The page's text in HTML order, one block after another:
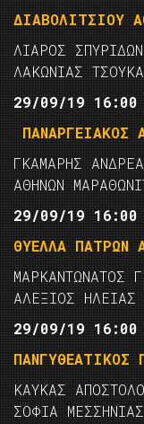
ΔΙΑΒΟΛΙΤΣΙΟΥ
ΛΙΑΡΟΣ
ΛΑΚΩΝΙΑΣ
29/09/19 16:00
ΠΑΝΑΡΓΕΙΑΚΟΣ
ΓΚΑΜΑΡΗΣ
ΑΘΗΝΩΝ
29/09/19
ΘΥΕΛΛΑ ΠΑΤΡΩΝ
ΜΑΡΚΑΝΤΩΝΑΤΟΣ
ΑΛΕΞΙΟΣ ΗΛΕΙΑΣ
29/09/19 16:00
ΠΑΝΓΥΘΕΑΤΙΚΟΣ
ΚΑΥΚΑΣ
ΣΟΦΙΑ